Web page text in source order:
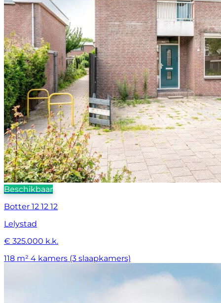
Beschikbaar
Botter 12 12 12
Lelystad
€ 325.000 k.k.
118 m² 4 kamers (3 slaapkamers)